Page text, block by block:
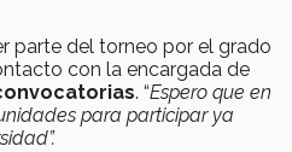
parte del torneo por el grado
con la encargada de
. “Espero que en
para participar ya